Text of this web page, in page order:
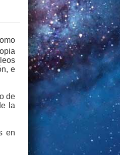
e
de
la
en